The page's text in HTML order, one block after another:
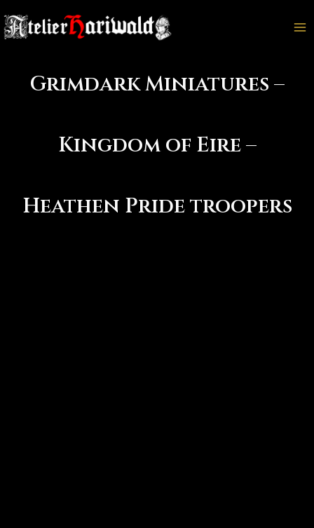
au
contenu
Grimdark Miniatures –
Kingdom of Eire –
Heathen Pride troopers